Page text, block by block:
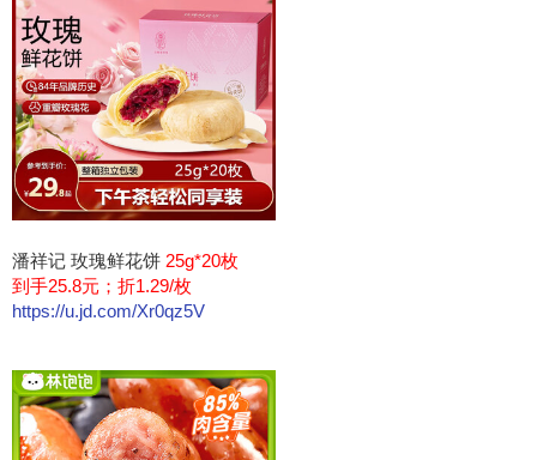
潘祥记 玫瑰鲜花饼 25g*20枚
到手25.8元；折1.29/枚
https://u.jd.com/Xr0qz5V